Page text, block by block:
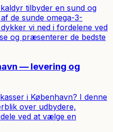
tilbyder en sund og
de sunde omega-3-
vi ned i fordelene ved
og præsenterer de bedste
— levering og
i København? I denne
over udbydere,
ved at vælge en